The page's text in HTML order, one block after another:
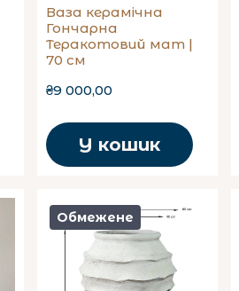
Ваза керамічна
Гончарна
Теракотовий мат |
70 см
₴9 000,00
У кошик
Обмежене